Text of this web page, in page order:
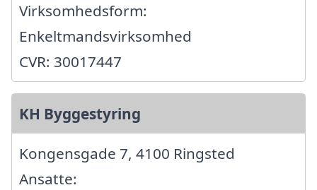
Virksomhedsform:
Enkeltmandsvirksomhed
CVR: 30017447
KH Byggestyring
Kongensgade 7, 4100 Ringsted
Ansatte: